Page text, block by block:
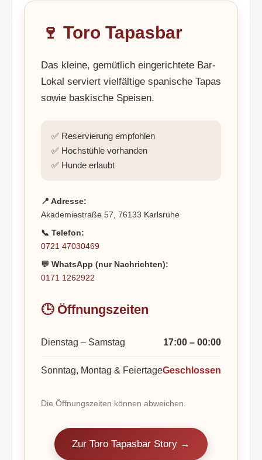
🍷 Toro Tapasbar
Das kleine, gemütlich eingerichtete Bar-
Lokal serviert vielfältige spanische Tapas
sowie baskische Speisen.
✅ Reservierung empfohlen
✅ Hochstühle vorhanden
✅ Hunde erlaubt
📍 Adresse:
Akademiestraße 57, 76133 Karlsruhe
📞 Telefon:
0721 47030469
💬 WhatsApp (nur Nachrichten):
0171 1262922
🕒 Öffnungszeiten
Dienstag – Samstag 17:00 – 00:00
Sonntag, Montag & FeiertageGeschlossen
Die Öffnungszeiten können abweichen.
Zur Toro Tapasbar Story →